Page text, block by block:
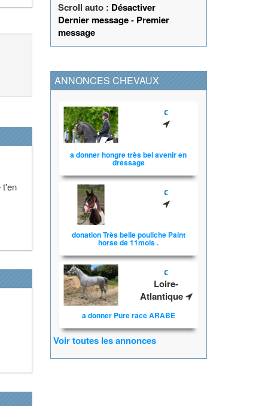
t'en
Scroll auto : Désactiver
Dernier message- Premier
message
ANNONCES CHEVAUX
€
a donner hongre très bel avenir en
dressage
€
donation Très belle pouliche Paint
horse de 11mois .
€
Loire-
Atlantique
a donner Pure race ARABE
Voir toutes les annonces